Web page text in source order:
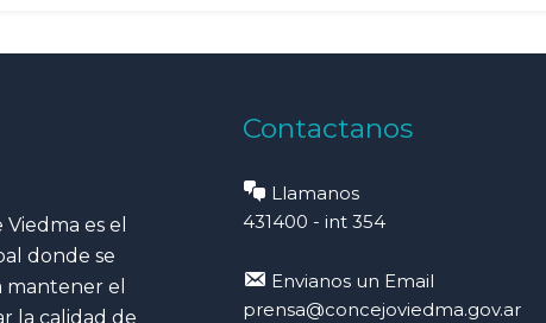
es el
donde se
mantener el
la calidad de
Contactanos
Llamanos
431400 - int 354
Envianos un Email
prensa@concejoviedma.gov.ar